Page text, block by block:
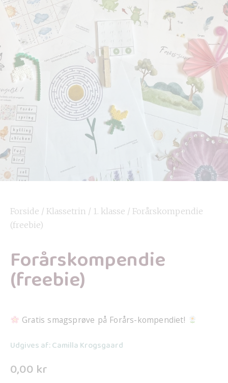
Forside / Klassetrin / 1. klasse / Forårskompendie
(freebie)
Forårskompendie
(freebie)
Gratis smagsprøve på Forårs-kompendiet!
Udgives af: Camilla Krogsgaard
0,00 kr